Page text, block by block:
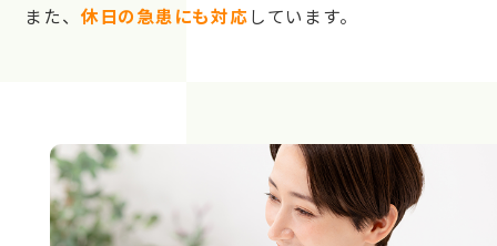
また、 休日の急患にも対応しています。